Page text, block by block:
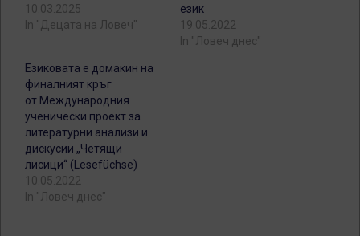
10.03.2025
In "Децата на Ловеч"
език
19.05.2022
In "Ловеч днес"
Езиковата е домакин на
финалният кръг
от Международния
ученически проект за
литературни анализи и
дискусии „Четящи
лисици“ (Lesefüchse)
10.05.2022
In "Ловеч днес"